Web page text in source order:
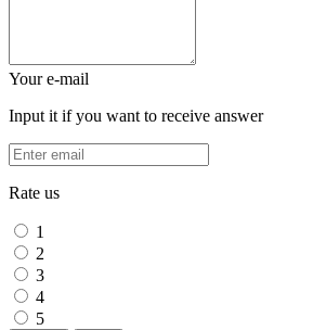
Your e-mail
Input it if you want to receive answer
Rate us
1
2
3
4
5